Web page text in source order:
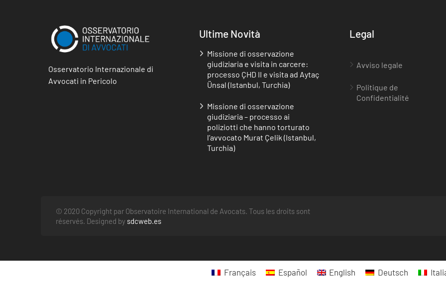
Osservatorio Internazionale di
Avvocati in Pericolo
Ultime Novità
Missione di osservazione
giudiziaria e visita in carcere:
processo ÇHD II e visita ad Aytaç
Ünsal (Istanbul, Turchia)
Missione di osservazione
giudiziaria – processo ai
poliziotti che hanno torturato
l’avvocato Murat Çelik (Istanbul,
Turchia)
Legal
Avviso legale
Politique de
Confidentialité
© 2020 Copyright par Observatoire International de Avocats. Tous les droits sont
réservés. Designed by sdcweb.es
Français Español English Deutsch